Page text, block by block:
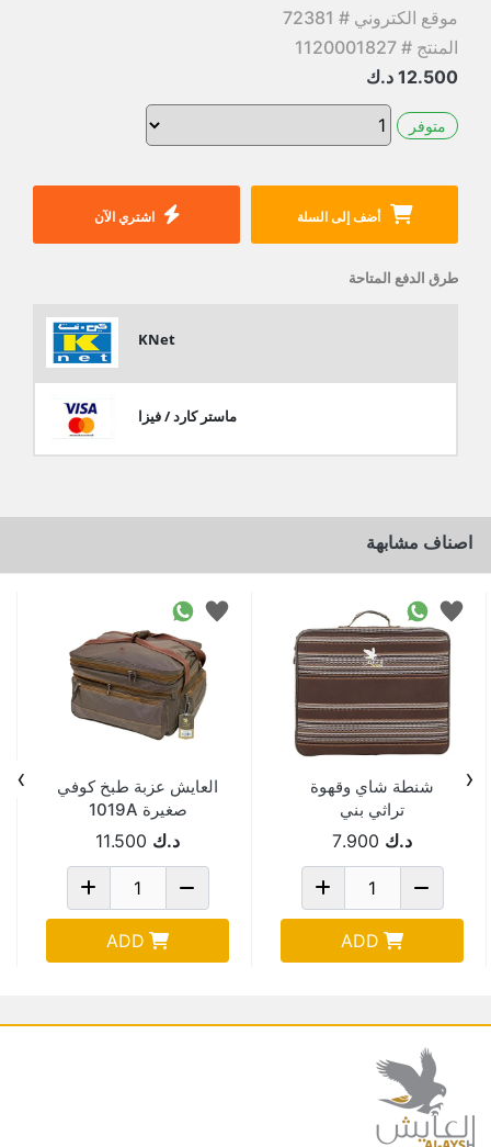
موقع الكتروني # 72381
المنتج # 1120001827
12.500 د.ك
متوفر
أضف إلى السلة اشتري الآن
طرق الدفع المتاحة
KNet
ماستر كارد / فيزا
اصناف مشابهة
شنطة شاي وقهوة
تراثي بني
46x38x18سم10491(M)
د.ك 7.900
ADD
العايش عزبة طبخ كوفي
صغيرة 1019A
د.ك 11.500
ADD
‹
›